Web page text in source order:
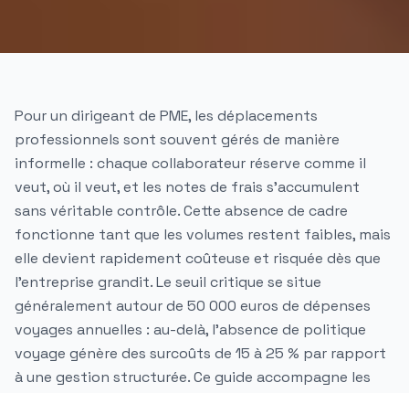
Pour un dirigeant de PME, les déplacements
professionnels sont souvent gérés de manière
informelle : chaque collaborateur réserve comme il
veut, où il veut, et les notes de frais s'accumulent
sans véritable contrôle. Cette absence de cadre
fonctionne tant que les volumes restent faibles, mais
elle devient rapidement coûteuse et risquée dès que
l'entreprise grandit. Le seuil critique se situe
généralement autour de 50 000 euros de dépenses
voyages annuelles : au-delà, l'absence de politique
voyage génère des surcoûts de 15 à 25 % par rapport
à une gestion structurée. Ce guide accompagne les